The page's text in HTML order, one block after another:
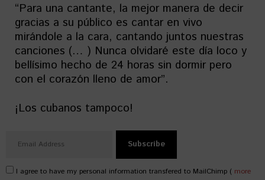
“Para una cantante, la mejor manera de decir
gracias a su público es cantar en vivo
mirándole a la cara, cantando juntos nuestras
canciones (… ) Nunca olvidaré este día loco y
bellísimo hecho de 24 horas sin dormir pero
con el corazón lleno de amor”.
¡Los cubanos tampoco!
I agree to have my personal information transfered to MailChimp ( more